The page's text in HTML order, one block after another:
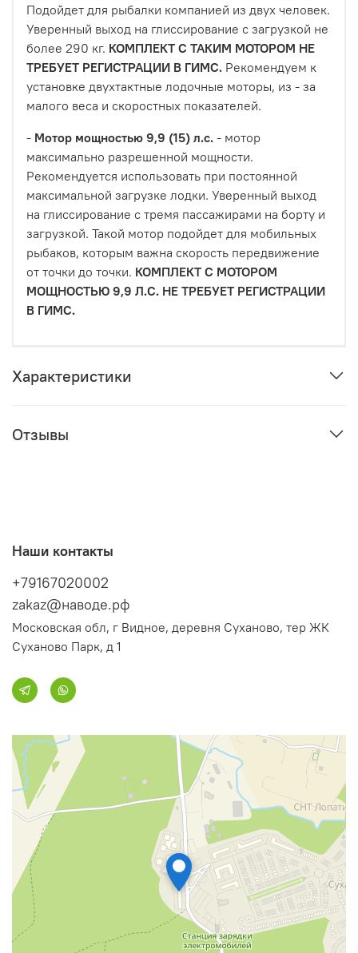
Подойдет для рыбалки компанией из двух человек.
Уверенный выход на глиссирование с загрузкой не
более 290 кг. КОМПЛЕКТ С ТАКИМ МОТОРОМ НЕ
ТРЕБУЕТ РЕГИСТРАЦИИ В ГИМС. Рекомендуем к
установке двухтактные лодочные моторы, из - за
малого веса и скоростных показателей.
- Мотор мощностью 9,9 (15) л.с. - мотор
максимально разрешенной мощности.
Рекомендуется использовать при постоянной
максимальной загрузке лодки. Уверенный выход
на глиссирование с тремя пассажирами на борту и
загрузкой. Такой мотор подойдет для мобильных
рыбаков, которым важна скорость передвижение
от точки до точки. КОМПЛЕКТ С МОТОРОМ
МОЩНОСТЬЮ 9,9 Л.С. НЕ ТРЕБУЕТ РЕГИСТРАЦИИ
В ГИМС.
Характеристики
Отзывы
Наши контакты
+79167020002
zakaz@наводе.рф
Московская обл, г Видное, деревня Суханово, тер ЖК
Суханово Парк, д 1